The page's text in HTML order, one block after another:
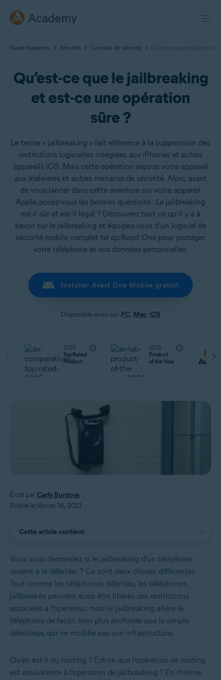
Academy
Avast Academy Sécurité Conseils de sécurité Qu’est-ce que le
Qu’est-ce que le jailbreaking
et est-ce une opération
sûre ?
Le terme « jailbreaking » fait référence à la suppression des
restrictions logicielles intégrées aux iPhones et autres
appareils iOS. Mais cette opération expose votre appareil
aux malwares et autres menaces de sécurité. Alors, avant
de vous lancer dans cette aventure sur votre appareil
Apple, posez-vous les bonnes questions : Le jailbreaking
est-il sûr et est-il légal ? Découvrez tout ce qu’il y a à
savoir sur le jailbreaking et équipez-vous d’un logiciel de
sécurité mobile complet tel qu’Avast One pour protéger
votre téléphone et vos données personnelles.
Installer Avast One Mobile gratuit
Disponible aussi sur PC, Mac, iOS
2025
Top Rated
Product
2026
Product
of the Year
Écrit par Carly Burdova
Publié le février 16, 2021
Cette article contient
Vous vous demandez si le jailbreaking d’un téléphone
revient à le débrider ? Ce sont deux choses différentes.
Tout comme les téléphones débridés, les téléphones
jailbreakés peuvent aussi être libérés des restrictions
associées à l’opérateur, mais le jailbreaking altère le
téléphone de façon bien plus profonde que le simple
débridage, qui ne modifie pas son infrastructure.
Qu’en est-il du rooting ? Est-ce que l’opération de rooting
est équivalente à l’opération de jailbreaking ? En théorie,